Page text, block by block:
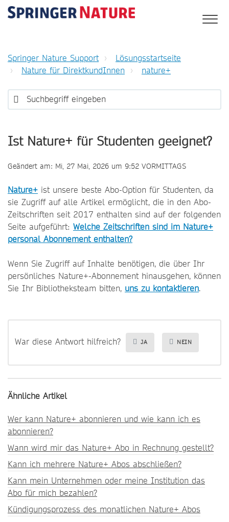
Springer Nature Support
Lösungsstartseite
Nature für DirektkundInnen
nature+
Ist Nature+ für Studenten geeignet?
Geändert am: Mi, 27 Mai, 2026 um 9:52 VORMITTAGS
Nature+ ist unsere beste Abo-Option für Studenten, da
sie Zugriff auf alle Artikel ermöglicht, die in den Abo-
Zeitschriften seit 2017 enthalten sind auf der folgenden
Seite aufgeführt: Welche Zeitschriften sind im Nature+
personal Abonnement enthalten?
Wenn Sie Zugriff auf Inhalte benötigen, die über Ihr
persönliches Nature+-Abonnement hinausgehen, können
Sie Ihr Bibliotheksteam bitten, uns zu kontaktieren.
War diese Antwort hilfreich? JA NEIN
Ähnliche Artikel
Wer kann Nature+ abonnieren und wie kann ich es
abonnieren?
Wann wird mir das Nature+ Abo in Rechnung gestellt?
Kann ich mehrere Nature+ Abos abschließen?
Kann mein Unternehmen oder meine Institution das
Abo für mich bezahlen?
Kündigungsprozess des monatlichen Nature+ Abos